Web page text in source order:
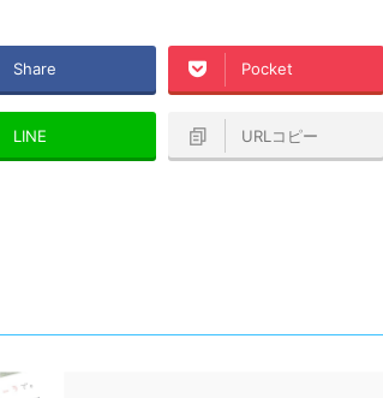
Share Pocket
LINE URLコピー